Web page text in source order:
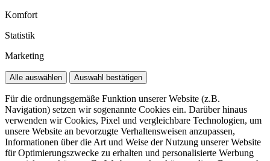
Komfort
Statistik
Marketing
Alle auswählen Auswahl bestätigen
Für die ordnungsgemäße Funktion unserer Website (z.B.
Navigation) setzen wir sogenannte Cookies ein. Darüber hinaus
verwenden wir Cookies, Pixel und vergleichbare Technologien, um
unsere Website an bevorzugte Verhaltensweisen anzupassen,
Informationen über die Art und Weise der Nutzung unserer Website
für Optimierungszwecke zu erhalten und personalisierte Werbung